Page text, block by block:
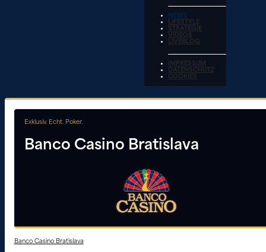
NEWS
LIFESTYLE
STRATEGIE
VIDEOS
LIVEBLOG
IMPRESSUM
DATENSCHUTZ
COOKIES
Exklusiv. Echt. Poker.
Banco Casino Bratislava
Banco Casino Bratislava